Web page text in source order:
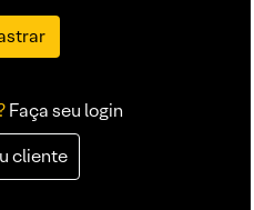
Faça seu login
cliente